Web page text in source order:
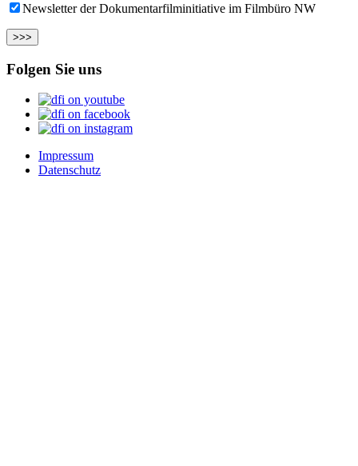
Newsletter der Dokumentarfilminitiative im Filmbüro NW
Folgen Sie uns
Impressum
Datenschutz